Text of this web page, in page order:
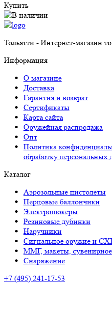
Купить
Тольятти - Интернет-магазин
Информация
О магазине
Доставка
Гарантия и возврат
Сертификаты
Карта сайта
Оружейная распродажа
Опт
Политика
обработку персональных
Каталог
Аэрозольные пистолеты
Перцовые баллончики
Электрошокеры
Резиновые дубинки
Наручники
Сигнальное оружие и
ММГ, макеты,
Снаряжение
+7 (495) 241-17-53